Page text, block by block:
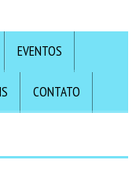
EVENTOS
CONTATO